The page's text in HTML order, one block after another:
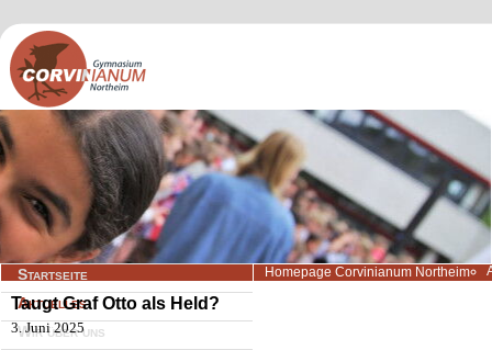
Navigation
überspringen
Startseite
Aktuelles
Wir über uns
Homepage Corvinianum Northeim
Taugt Graf Otto als Held?
3. Juni 2025